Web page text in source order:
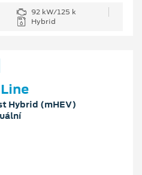
92 kW/125 k
Hybrid
Hybrid (mHEV)